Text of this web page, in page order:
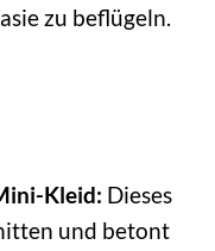
zu beflügeln.
Kleid: Dieses
und betont